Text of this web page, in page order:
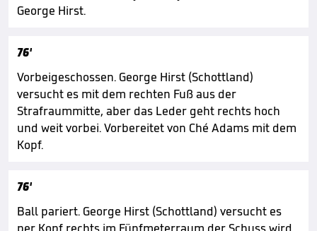
George Hirst.
76'
Vorbeigeschossen. George Hirst (Schottland)
versucht es mit dem rechten Fuß aus der
Strafraummitte, aber das Leder geht rechts hoch
und weit vorbei. Vorbereitet von Ché Adams mit dem
Kopf.
76'
Ball pariert. George Hirst (Schottland) versucht es